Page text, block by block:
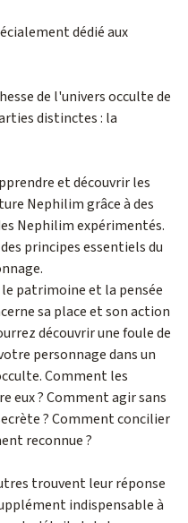
dédié aux
de l'univers occulte de
distinctes : la
et découvrir les
Nephilim grâce à des
Nephilim expérimentés.
principes essentiels du
patrimoine et la pensée
sa place et son action
découvrir une foule de
personnage dans un
Comment les
eux ? Comment agir sans
? Comment concilier
reconnue ?
trouvent leur réponse
indispensable à